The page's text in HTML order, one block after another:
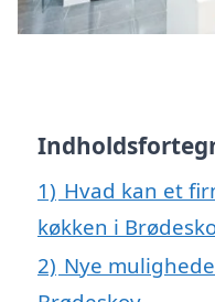
1) Hvad kan et
køkken i
2) Nye